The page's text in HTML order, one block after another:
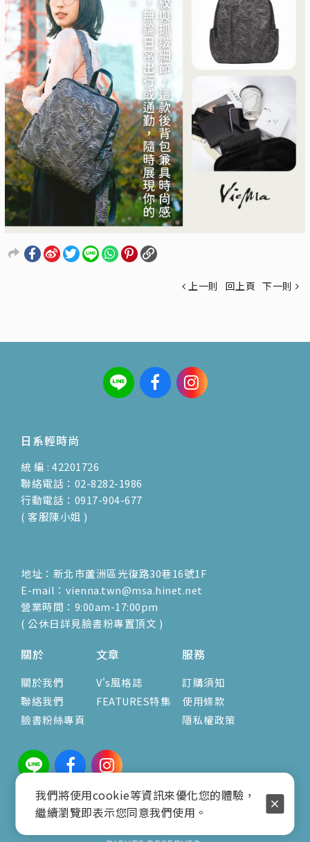
上一則 回上頁 下一則
日系輕時尚
統 編 : 42201726
聯絡電話：02-8282-1986
行動電話：0917-904-677
( 客服陳小姐 )
地址：新北市蘆洲區光復路30巷16號1F
E-mail：vienna.twn@msa.hinet.net
營業時間：9:00am-17:00pm
( 公休日詳見臉書粉專置頂文 )
關於
關於我們
聯絡我們
臉書粉絲專頁
文章
V's風格誌
FEATURES特集
服務
訂購須知
使用條款
隱私權政策
我們將使用cookie等資訊來優化您的體驗，
繼續瀏覽即表示您同意我們使用。